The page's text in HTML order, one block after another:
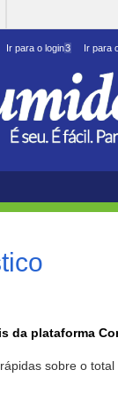
Ir para o login3 Ir para
da plataforma
sobre o